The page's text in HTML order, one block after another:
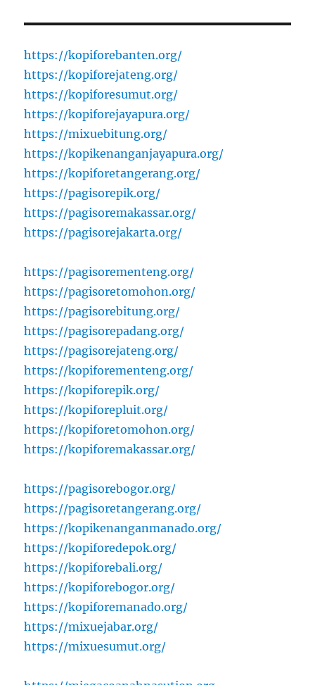
https://kopiforebanten.org/
https://kopiforejateng.org/
https://kopiforesumut.org/
https://kopiforejayapura.org/
https://mixuebitung.org/
https://kopikenanganjayapura.org/
https://kopiforetangerang.org/
https://pagisorepik.org/
https://pagisoremakassar.org/
https://pagisorejakarta.org/
https://pagisorementeng.org/
https://pagisoretomohon.org/
https://pagisorebitung.org/
https://pagisorepadang.org/
https://pagisorejateng.org/
https://kopiforementeng.org/
https://kopiforepik.org/
https://kopiforepluit.org/
https://kopiforetomohon.org/
https://kopiforemakassar.org/
https://pagisorebogor.org/
https://pagisoretangerang.org/
https://kopikenanganmanado.org/
https://kopiforedepok.org/
https://kopiforebali.org/
https://kopiforebogor.org/
https://kopiforemanado.org/
https://mixuejabar.org/
https://mixuesumut.org/